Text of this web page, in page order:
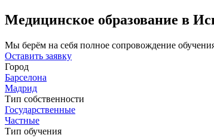
Медицинское образование в
Мы берём на себя полное сопровождение
Оставить заявку
Город
Барселона
Мадрид
Тип собственности
Государственные
Частные
Тип обучения